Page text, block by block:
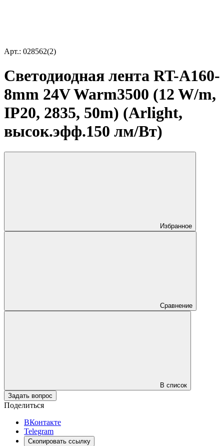
Арт.: 028562(2)
Светодиодная лента RT-A160-
8mm 24V Warm3500 (12 W/m,
IP20, 2835, 50m) (Arlight,
высок.эфф.150 лм/Вт)
Избранное
Сравнение
В список
Задать вопрос
Поделиться
ВКонтакте
Telegram
Скопировать ссылку